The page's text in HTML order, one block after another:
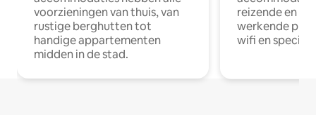
voorzieningen van thuis, van
rustige berghutten tot
handige appartementen
midden in de stad.
reizende en
werkende
wifi en